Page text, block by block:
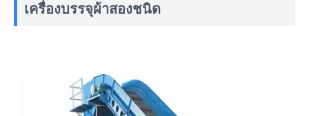
เครื่องบรรจุผ้าสองชนิด